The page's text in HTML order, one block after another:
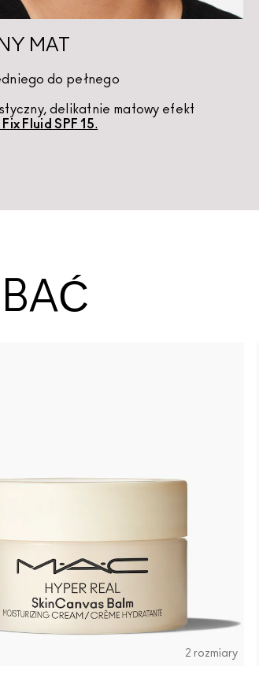
MAT
do pełnego
delikatnie matowy efekt
Fluid SPF 15.
2 rozmiary